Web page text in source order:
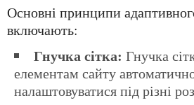
Основні принципи адаптивного вебдизайну
включають:
Гнучка сітка: Гнучка
елементам сайту
налаштовуватися під різні